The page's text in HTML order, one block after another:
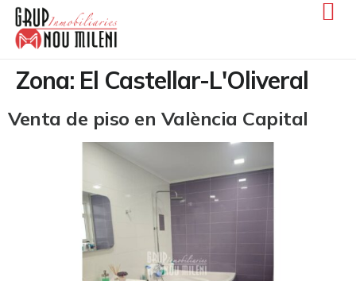
Zona: El Castellar-L'Oliveral
Venta de piso en València Capital